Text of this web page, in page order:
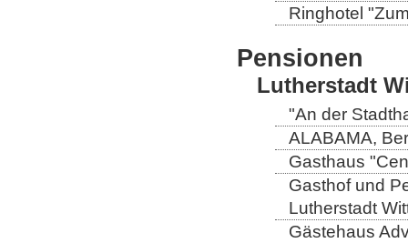
Ringhotel
Pensionen
Lutherstadt
"An der
ALABAMA,
Gasthaus
Gasthof und
Lutherstadt
Gästehaus